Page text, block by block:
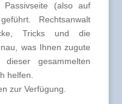
Passivseite (also auf
Rechtsanwalt
Tricks und die
was Ihnen zugute
gesammelten
helfen.
zur Verfügung.